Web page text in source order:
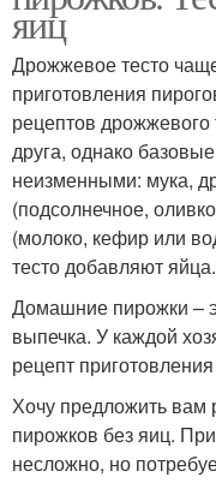
яиц
Дрожжевое тесто
приготовления
рецептов дрожжевого
друга, однако
неизменными: мука,
(подсолнечное,
(молоко, кефир или
тесто добавляют яйца.
Домашние пирожки –
выпечка. У каждой
рецепт
Хочу предложить вам
пирожков без яиц.
несложно, но